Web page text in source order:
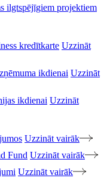
ilgtspējīgiem projektiem
kredītkarte Uzzināt
ikdienai Uzzināt
ikdienai Uzzināt
Uzzināt vairāk
Fund Uzzināt vairāk
Uzzināt vairāk